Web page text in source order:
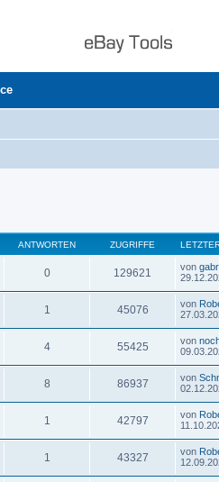
ANTWORTEN ZUGRIFFE
0 129621 von
1 45076 von
4 55425 von
8 86937 von
1 42797 von
1 43327 von